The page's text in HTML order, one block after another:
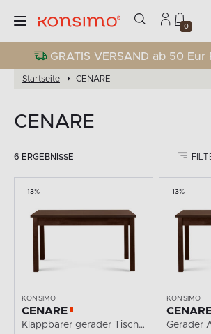
0
GRATIS VERSAND ab 50
Startseite CENARE
CENARE
6 ERGEBNISSE
-13%
KONSIMO
CENARE
Klappbarer gerader Tisch 140 x 80 cm Nussbaum
-13%
KONSIMO